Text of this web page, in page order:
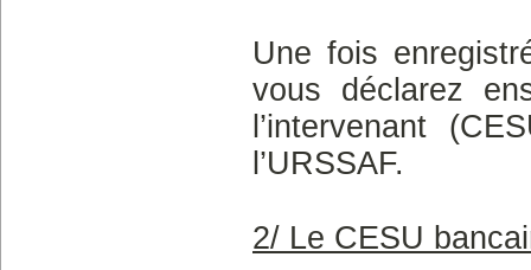
Une fois
vous déclarez
l’intervenant
l’URSSAF.
2/ Le CESU